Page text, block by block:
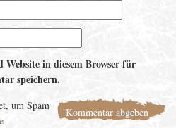
Website in diesem Browser für
speichern.
um Spam